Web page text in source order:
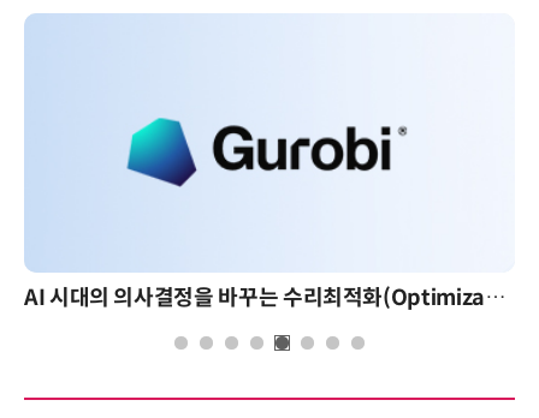
AI 시대의 의사결정을 바꾸는 수리최적화(Optimization): 실제 산업 적용 사례와 활용 전략 AI 핀옵스 실전